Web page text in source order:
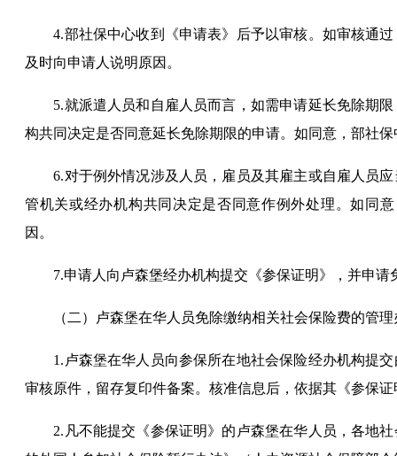
4.部社保中心收到《申请表》后予以审核。如审核通
及时向申请人说明原因。
5.就派遣人员和 自雇人员而言，如需申请延长免除期
构共同决定是否同意延长免除期限的申请。如同意，部社
6.对于例外情况涉及人员，雇员及其雇主或自雇人员
管机关或经办机构共同决定是否同意作例外处理。如同
因。
7.申请人向 卢森堡经办机构提交《参保证明》，并申请
（二） 卢森堡在华人员免除缴纳相关社会保险费的管理
1. 卢森堡在华人员向参保所在地社会保险经办机构提交
审核原件，留存复印件备案。核准信息后，依据其《参保
2.凡不能提交《参保证明》的 卢森堡在华人员，各地